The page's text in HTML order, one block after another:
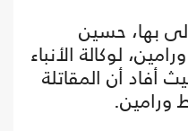
بها، حسين
لوكالة الأنباء
أفاد أن المقاتلة